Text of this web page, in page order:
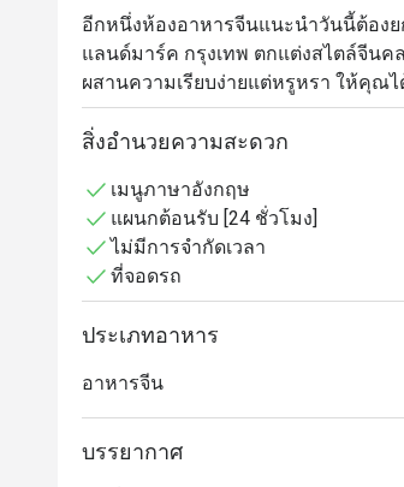
อีกหนึ่งห้องอาหารจีนแนะนำวันนี้ต้อง
แลนด์มาร์ค กรุงเทพ ตกแต่งสไตล์จีน
ผสานความเรียบง่ายแต่หรูหรา ให้คุณ
ย่างหมูแดง, หูฉลามเสฉวน และเมนูติ่
เกี๊ยวหูฉลาม, ซี่โครงหมูนึ่งเต้าซี่, ฮะเก๋
ตาลูปหวานหอมชื่นใจ หากใครที่อยาก
แลนด์มาร์ค กรุงเทพฯ ตั้งอยู่ใกล้กับส
水仙楼，位于曼谷龙马大酒店十楼的
宝，古雅悠然。大厅中的福绿寿三星
雅装修的贵宾用餐厅房配以中式园林
烧北京鸭，明炉烤乳猪和各种精美点
สิ่งอำนวยความสะดวก
เมนูภาษาอังกฤษ
แผนกต้อนรับ [24 ชั่วโมง]
ไม่มีการจำกัดเวลา
ที่จอดรถ
ประเภทอาหาร
อาหารจีน
บรรยากาศ